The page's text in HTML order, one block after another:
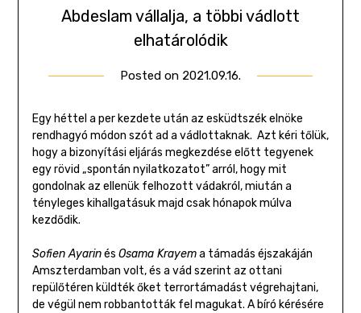
Abdeslam vállalja, a többi vádlott
elhatárolódik
Posted on 2021.09.16.
Géza
Egy héttel a per kezdete után az esküdtszék elnöke
rendhagyó módon szót ad a vádlottaknak. Azt kéri tőlük,
hogy a bizonyítási eljárás megkezdése előtt tegyenek
egy rövid „spontán nyilatkozatot” arról, hogy mit
gondolnak az ellenük felhozott vádakról, miután a
tényleges kihallgatásuk majd csak hónapok múlva
kezdődik.
Sofien Ayarinés Osama Krayema támadás éjszakáján
Amszterdamban volt, és a vád szerint az ottani
repülőtéren küldték őket terrortámadást végrehajtani,
de végül nem robbantották fel magukat. A bíró kérésére